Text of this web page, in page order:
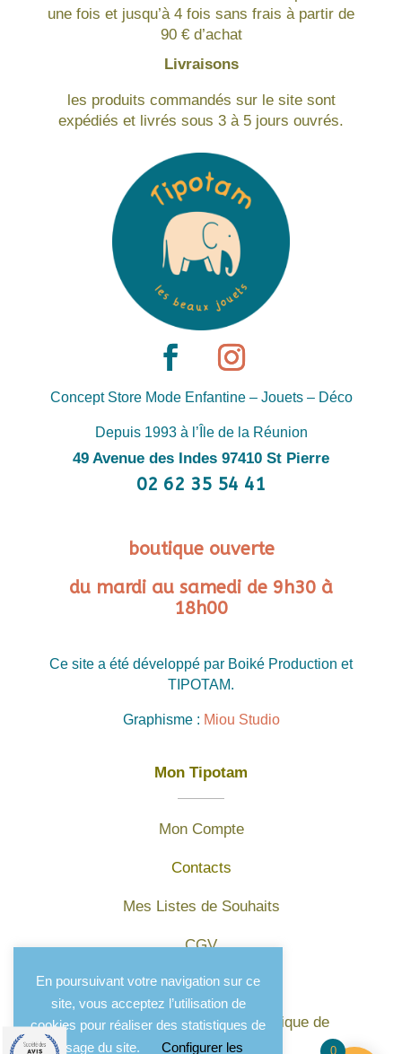
une fois et jusqu’à 4 fois sans frais à partir de
90 € d’achat
Livraisons
les produits commandés sur le site sont
expédiés et livrés sous 3 à 5 jours ouvrés.
Concept Store Mode Enfantine – Jouets – Déco
Depuis 1993 à l’Île de la Réunion
49 Avenue des Indes 97410 St Pierre
02 62 35 54 41
boutique ouverte
du mardi au samedi de 9h30 à
18h00
Ce site a été développé par Boiké Production et
TIPOTAM.
Graphisme : Miou Studio
Mon Tipotam
Mon Compte
Contacts
Mes Listes de Souhaits
CGV
Mentions légales
Protection des données et politique de
confidentialité
En poursuivant votre navigation sur ce
site, vous acceptez l’utilisation de
cookies pour réaliser des statistiques de
l'usage du site.
Configurer les 0